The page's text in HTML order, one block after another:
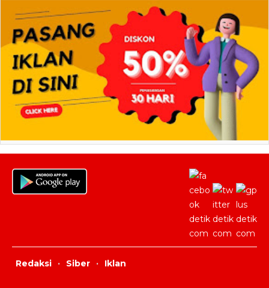
Redaksi · Siber · Iklan